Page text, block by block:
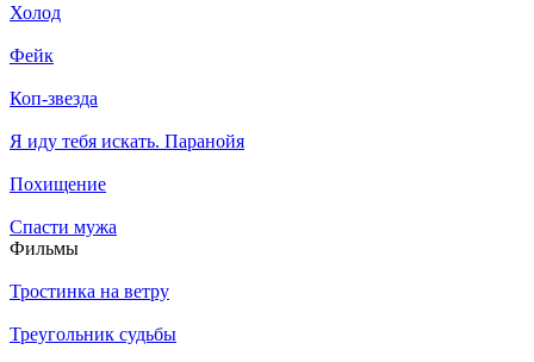
Холод
Фейк
Коп-звезда
Я иду тебя искать. Паранойя
Похищение
Спасти мужа
Филь­мы
Тростинка на ветру
Треугольник судьбы